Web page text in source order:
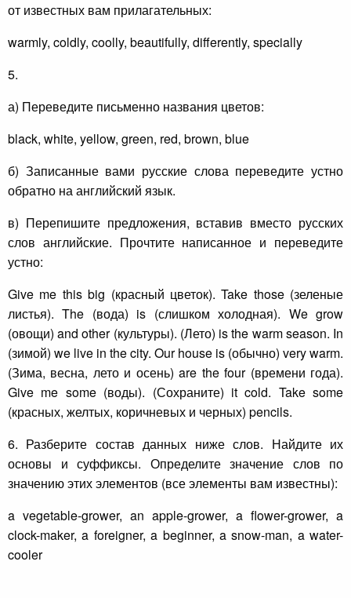
от известных вам прилагательных:
warmly, coldly, coolly, beautifully, differently, specially
5.
а) Переведите письменно названия цветов:
black, white, yellow, green, red, brown, blue
б) Записанные вами русские слова переведите устно
обратно на английский язык.
в) Перепишите предложения, вставив вместо русских
слов английские. Прочтите написанное и переведите
устно:
Give me this big (красный цветок). Take those (зеленые
листья). The (вода) is (слишком холодная). We grow
(овощи) and other (культуры). (Лето) is the warm season. In
(зимой) we live in the city. Our house is (обычно) very warm.
(Зима, весна, лето и осень) are the four (времени года).
Give me some (воды). (Сохраните) it cold. Take some
(красных, желтых, коричневых и черных) pencils.
6. Разберите состав данных ниже слов. Найдите их
основы и суффиксы. Определите значение слов по
значению этих элементов (все элементы вам известны):
a vegetable-grower, an apple-grower, a flower-grower, a
clock-maker, a foreigner, a beginner, a snow-man, a water-
cooler